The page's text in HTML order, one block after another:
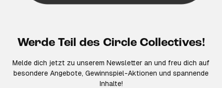
Werde Teil des Circle Collectives!
Melde dich jetzt zu unserem Newsletter an und freu dich auf
besondere Angebote, Gewinnspiel-Aktionen und spannende
Inhalte!